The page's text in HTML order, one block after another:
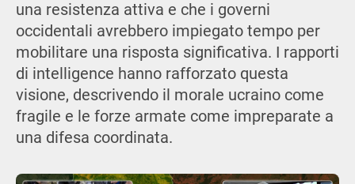
una resistenza attiva e che i governi
occidentali avrebbero impiegato tempo per
mobilitare una risposta significativa. I rapporti
di intelligence hanno rafforzato questa
visione, descrivendo il morale ucraino come
fragile e le forze armate come impreparate a
una difesa coordinata.